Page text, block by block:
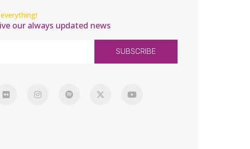
our always updated news
SUBSCRIBE